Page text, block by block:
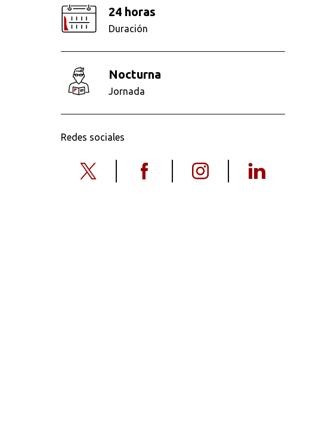
24 horas
Duración
nocturna
Jornada
Redes sociales